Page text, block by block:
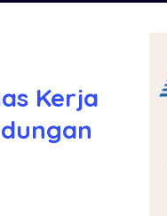
Kerja